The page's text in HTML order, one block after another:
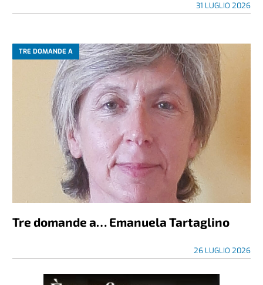
31 LUGLIO 2026
TRE DOMANDE A
Tre domande a… Emanuela Tartaglino
26 LUGLIO 2026